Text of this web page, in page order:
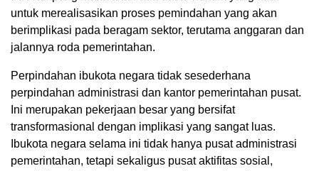
untuk merealisasikan proses pemindahan yang akan
berimplikasi pada beragam sektor, terutama anggaran dan
jalannya roda pemerintahan.
Perpindahan ibukota negara tidak sesederhana
perpindahan administrasi dan kantor pemerintahan pusat.
Ini merupakan pekerjaan besar yang bersifat
transformasional dengan implikasi yang sangat luas.
Ibukota negara selama ini tidak hanya pusat administrasi
pemerintahan, tetapi sekaligus pusat aktifitas sosial,